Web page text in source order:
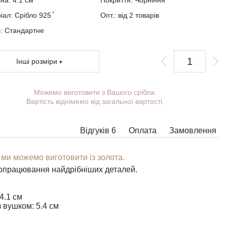
Срібло 925
Опт.: від 2 товарів
Стандартне
Інші розміри
Ви можете вибрати покриття, вушко.
побажання можете вказати у коментарі під час оформлення
моделях підвісок немає можливості розширити вушко до
розмірів, в цьому випадку наші менеджери зв'яжуться з
яку підвіску можна доповнити вушком потрібного розміру з
кільцем під будь-який ланцюжок.
Можемо виготовити з Вашого срібла.
Вартість віднімемо від загальної вартості.
Відгуків 6 Замовлення
Оплата
можемо виготовити із золота.
найдрібніших деталей.
см
вушком: 5.4 см